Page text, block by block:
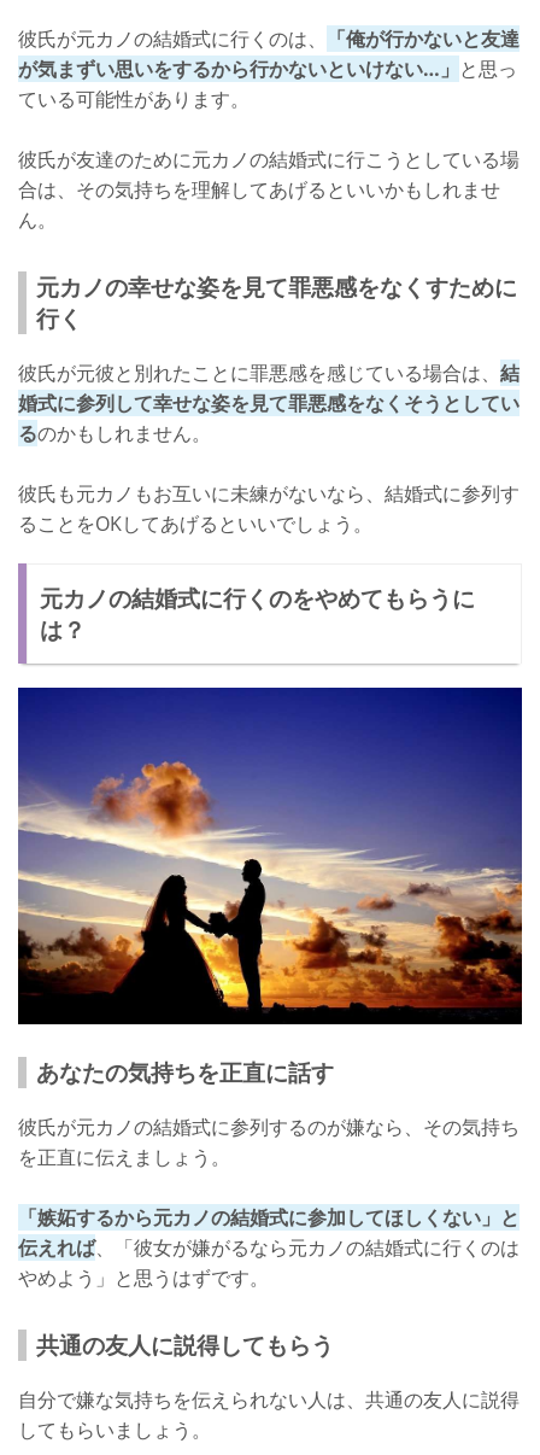
彼氏が元カノの結婚式に行くのは、
「俺が行かないと友達
が気まずい思いをするから行かないといけない…」 と思っ
ている可能性があります。
彼氏が友達のために元カノの結婚式に行こうとしている場
合は、その気持ちを理解してあげるといいかもしれませ
ん。
元カノの幸せな姿を見て罪悪感をなくすために
行く
彼氏が元彼と別れたことに罪悪感を感じている場合は、 結
婚式に参列して幸せな姿を見て罪悪感をなくそうとしてい
るのかもしれません。
彼氏も元カノもお互いに未練がないなら、結婚式に参列す
ることをOKしてあげるといいでしょう。
元カノの結婚式に行くのをやめてもらうに
は？
あなたの気持ちを正直に話す
彼氏が元カノの結婚式に参列するのが嫌なら、その気持ち
を正直に伝えましょう。
「嫉妬するから元カノの結婚式に参加してほしくない」と
伝えれば、「彼女が嫌がるなら元カノの結婚式に行くのは
やめよう」と思うはずです。
共通の友人に説得してもらう
自分で嫌な気持ちを伝えられない人は、共通の友人に説得
してもらいましょう。